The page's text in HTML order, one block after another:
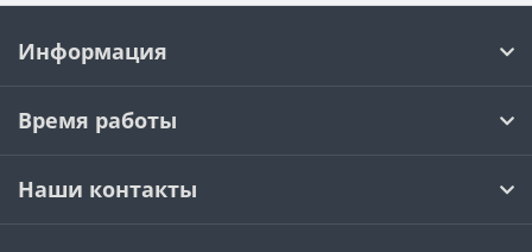
Информация
Время работы
Наши контакты